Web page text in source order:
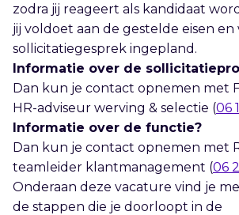
zodra jij reageert als kandidaat
jij voldoet aan de gestelde eisen
sollicitatiegesprek ingepland.
Informatie over de
Dan kun je contact opnemen met
HR-adviseur werving & selectie (06
Informatie over de functie?
Dan kun je contact opnemen met
teamleider klantmanagement (06
Onderaan deze vacature vind je
de stappen die je doorloopt in de